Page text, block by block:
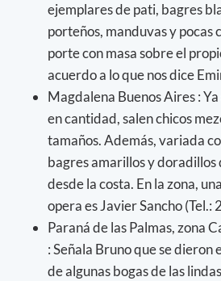
ejemplares de pati, bagres
porteños, manduvas y pocas
porte con masa sobre el
acuerdo a lo que nos dice
Magdalena Buenos Aires :
en cantidad, salen chicos
tamaños. Además, variada
bagres amarillos y doradillos
desde la costa. En la zona,
opera es Javier Sancho
Paraná de las Palmas, zona
: Señala Bruno que se dieron
de algunas bogas de las